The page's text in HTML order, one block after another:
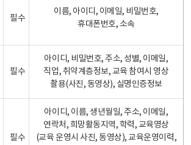
필수
이름, 아이디, 이메일, 비밀번호,
휴대폰번호, 소속
필수
아이디, 비밀번호, 주소, 성별, 이메일,
직업, 취약계층정보, 교육 참여시 영상
촬용(사진, 동영상), 실명인증정보
필수
아이디, 이름, 생년월일, 주소, 이메일,
연락처, 희망활동지역, 학력, 교육영상
(교육 운영시 사진, 동영상), 교육운영이력,